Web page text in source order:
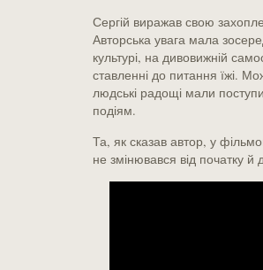
Сергій виражав свою
Авторська увага мала
культурі, на дивовижній
ставленні до питання їжі.
людські радощі мали
подіям.
Та, як сказав автор, у
не змінювався від початку